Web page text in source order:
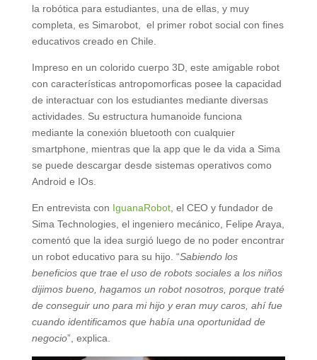
la robótica para estudiantes, una de ellas, y muy
completa, es Simarobot, el primer robot social con fines
educativos creado en Chile.
Impreso en un colorido cuerpo 3D, este amigable robot
con características antropomorficas posee la capacidad
de interactuar con los estudiantes mediante diversas
actividades. Su estructura humanoide funciona
mediante la conexión bluetooth con cualquier
smartphone, mientras que la app que le da vida a Sima
se puede descargar desde sistemas operativos como
Android e IOs.
En entrevista con IguanaRobot, el CEO y fundador de
Sima Technologies, el ingeniero mecánico, Felipe Araya,
comentó que la idea surgió luego de no poder encontrar
un robot educativo para su hijo. “Sabiendo los
beneficios que trae el uso de robots sociales a los niños
dijimos bueno, hagamos un robot nosotros, porque traté
de conseguir uno para mi hijo y eran muy caros, ahí fue
cuando identificamos que había una oportunidad de
negocio”, explica.